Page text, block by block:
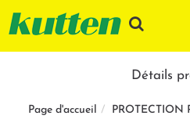
Détails
Page d'accueil PROTECTION